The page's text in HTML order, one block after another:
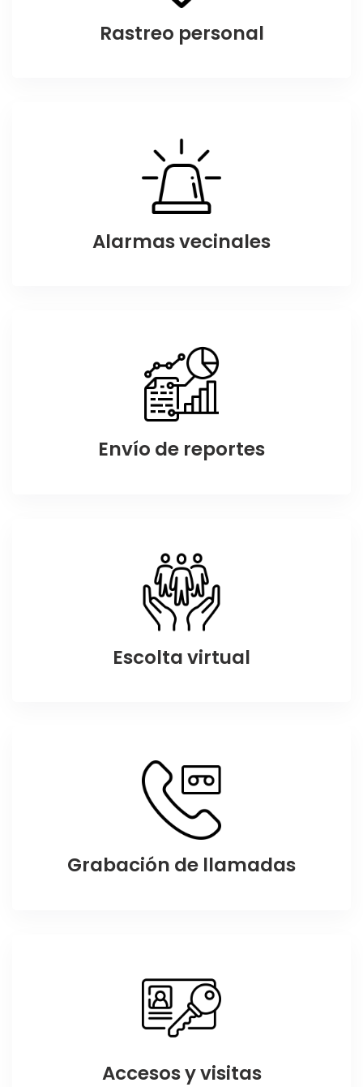
Rastreo personal
Alarmas vecinales
Envío de reportes
Escolta virtual
Grabación de llamadas
Accesos y visitas